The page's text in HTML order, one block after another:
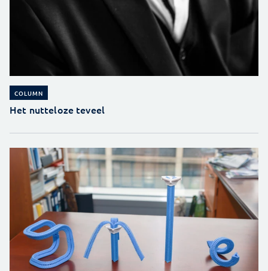
COLUMN
Het nutteloze teveel